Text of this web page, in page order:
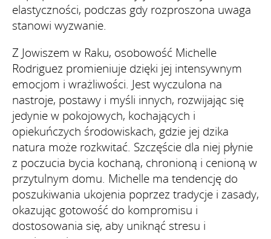
elastyczności, podczas gdy rozproszona uwaga
stanowi wyzwanie.
Z Jowiszem w Raku, osobowość Michelle
Rodriguez promieniuje dzięki jej intensywnym
emocjom i wrażliwości. Jest wyczulona na
nastroje, postawy i myśli innych, rozwijając się
jedynie w pokojowych, kochających i
opiekuńczych środowiskach, gdzie jej dzika
natura może rozkwitać. Szczęście dla niej płynie
z poczucia bycia kochaną, chronioną i cenioną w
przytulnym domu. Michelle ma tendencję do
poszukiwania ukojenia poprzez tradycje i zasady,
okazując gotowość do kompromisu i
dostosowania się, aby uniknąć stresu i